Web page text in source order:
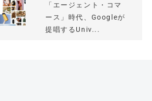
「エージェント・コマ
ース」時代、Googleが
提唱するUniv...